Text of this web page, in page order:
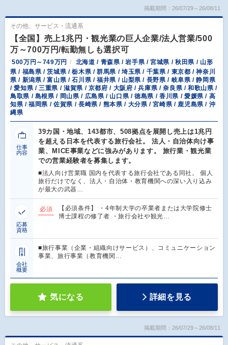
掲載期間：26/07/29～26/08/11
その他、サービス・流通系
【全国】売上1兆円・観光業の巨人企業/法人営業/500
万～700万円/転勤無しも選択可
500万円～749万円
北海道 / 青森県 / 岩手県 / 宮城県 / 秋田県 / 山形
県 / 福島県 / 茨城県 / 栃木県 / 群馬県 / 埼玉県 / 千葉県 / 東京都 / 神奈川
県 / 新潟県 / 富山県 / 石川県 / 福井県 / 山梨県 / 長野県 / 岐阜県 / 静岡県
/ 愛知県 / 三重県 / 滋賀県 / 京都府 / 大阪府 / 兵庫県 / 奈良県 / 和歌山県 /
鳥取県 / 島根県 / 岡山県 / 広島県 / 山口県 / 徳島県 / 香川県 / 愛媛県 / 高
知県 / 福岡県 / 佐賀県 / 長崎県 / 熊本県 / 大分県 / 宮崎県 / 鹿児島県 / 沖
縄県
仕事
内容
39カ国・地域、143都市、508拠点を展開し売上は1兆円
を超える日本を代表する旅行会社。 法人・自治体向け事
業、MICE事業などに強みがあります。 旅行業・観光業
での営業経験者を募集します。
■法人向け営業職 国内を代表する旅行会社である同社。 個人
旅行だけでなく、法人・自治体・教育機関への深い入り込み
が最大の武器…
応募
資格
必須
【必須条件】 ・4年制大学の卒業者または大学院修士
博士課程の修了者 ・旅行会社や観光…
会社
概要
■旅行事業（企業・組織向けサービス）、コミュニケーション
事業、旅行事業（教育機関…
気になる 詳細を見る
掲載期間：26/07/29～26/08/11